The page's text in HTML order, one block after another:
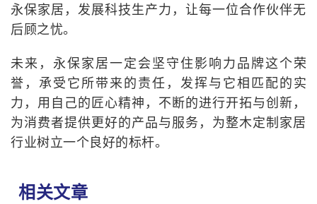
永保家居，发展科技生产力，让每一位合作伙伴无
后顾之忧。
未来，永保家居一定会坚守住影响力品牌这个荣
誉，承受它所带来的责任，发挥与它相匹配的实
力，用自己的匠心精神，不断的进行开拓与创新，
为消费者提供更好的产品与服务，为整木定制家居
行业树立一个良好的标杆。
相关文章